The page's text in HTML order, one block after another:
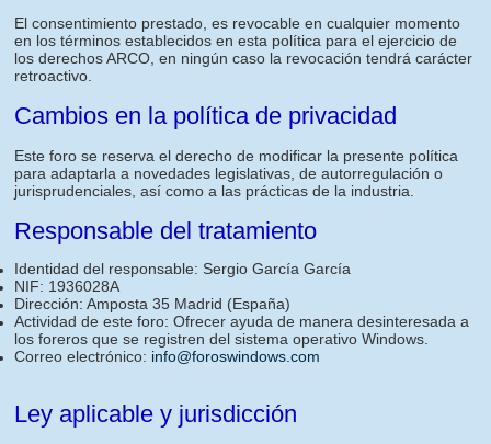
El consentimiento prestado, es revocable en cualquier momento
en los términos establecidos en esta política para el ejercicio de
los derechos ARCO, en ningún caso la revocación tendrá carácter
retroactivo.
Cambios en la política de privacidad
Este foro se reserva el derecho de modificar la presente política
para adaptarla a novedades legislativas, de autorregulación o
jurisprudenciales, así como a las prácticas de la industria.
Responsable del tratamiento
Identidad del responsable: Sergio García García
NIF: 1936028A
Dirección: Amposta 35 Madrid (España)
Actividad de este foro: Ofrecer ayuda de manera desinteresada a
los foreros que se registren del sistema operativo Windows.
Correo electrónico: info@foroswindows.com
Ley aplicable y jurisdicción